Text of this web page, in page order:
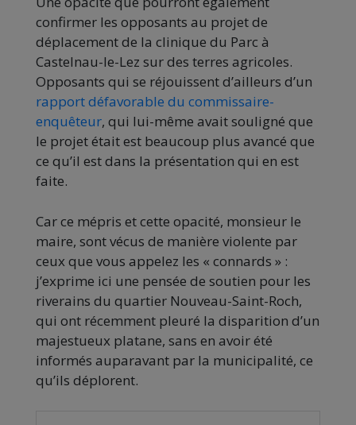
confirmer les opposants au projet de
déplacement de la clinique du Parc à
Castelnau-le-Lez sur des terres agricoles.
Opposants qui se réjouissent d’ailleurs d’un
rapport défavorable du commissaire-
enquêteur, qui lui-même avait souligné que
le projet était est beaucoup plus avancé que
ce qu’il est dans la présentation qui en est
faite.
Car ce mépris et cette opacité, monsieur le
maire, sont vécus de manière violente par
ceux que vous appelez les « connards » :
j’exprime ici une pensée de soutien pour les
riverains du quartier Nouveau-Saint-Roch,
qui ont récemment pleuré la disparition d’un
majestueux platane, sans en avoir été
informés auparavant par la municipalité, ce
qu’ils déplorent.